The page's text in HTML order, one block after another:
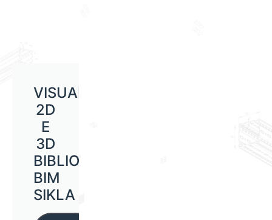
VISUALIZAÇÃO
2D
E
3D
BIBLIOTECA
BIM
SIKLA